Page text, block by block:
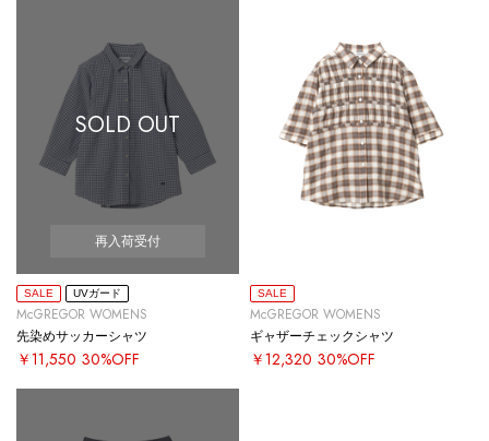
SOLD OUT
再入荷受付
SALE UVガード
McGREGOR WOMENS
先染めサッカーシャツ
￥11,550 30%OFF
SALE
McGREGOR WOMENS
ギャザーチェックシャツ
￥12,320 30%OFF